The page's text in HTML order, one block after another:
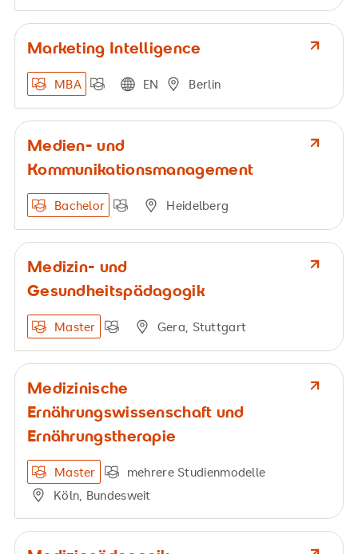
Marketing Intelligence
MBA EN Berlin
Medien- und
Kommunikationsmanagement
Bachelor Heidelberg
Medizin- und
Gesundheitspädagogik
Master Gera, Stuttgart
Medizinische
Ernährungswissenschaft und
Ernährungstherapie
Master
mehrere Studienmodelle
Köln, Bundesweit